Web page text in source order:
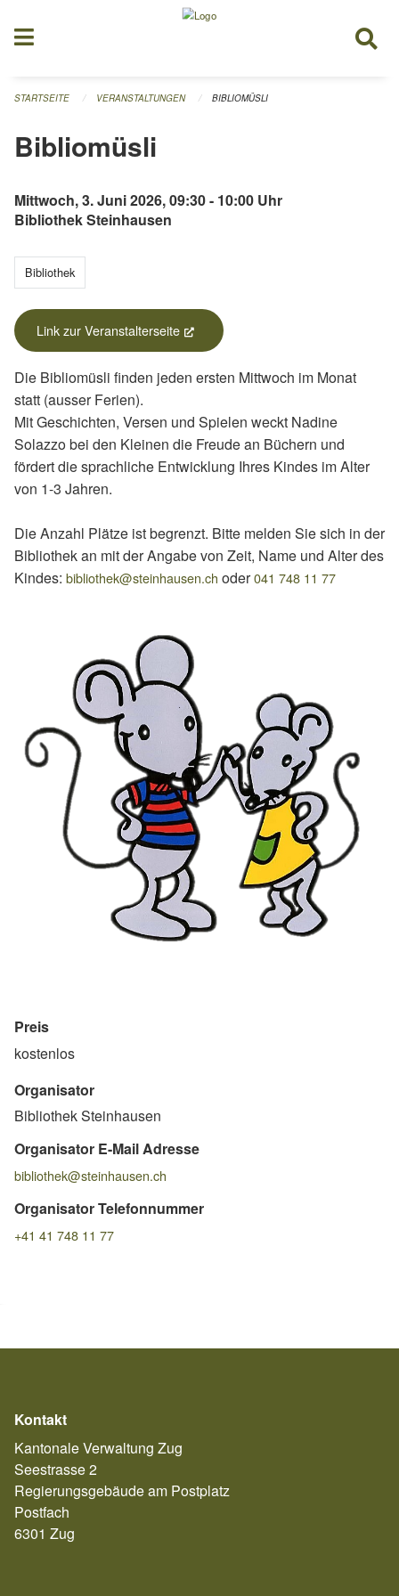
STARTSEITE VERANSTALTUNGEN BIBLIOMÜSLI
Bibliomüsli
Mittwoch, 3. Juni 2026, 09:30 - 10:00 Uhr
Bibliothek Steinhausen
Bibliothek
Link zur Veranstalterseite (External Link)
Die Bibliomüsli finden jeden ersten Mittwoch im Monat
statt (ausser Ferien).
Mit Geschichten, Versen und Spielen weckt Nadine
Solazzo bei den Kleinen die Freude an Büchern und
fördert die sprachliche Entwicklung Ihres Kindes im Alter
von 1-3 Jahren.
Die Anzahl Plätze ist begrenzt. Bitte melden Sie sich in der
Bibliothek an mit der Angabe von Zeit, Name und Alter des
Kindes: bibliothek@steinhausen.ch oder041 748 11 77
Preis
kostenlos
Organisator
Bibliothek Steinhausen
Organisator E-Mail Adresse
bibliothek@steinhausen.ch
Organisator Telefonnummer
+41 41 748 11 77
Kontakt
Kantonale Verwaltung Zug
Seestrasse 2
Regierungsgebäude am Postplatz
Postfach
6301 Zug